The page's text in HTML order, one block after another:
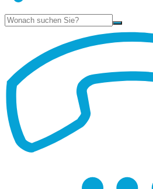
Suche